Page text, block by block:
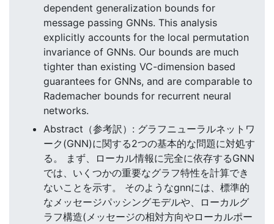
dependent generalization bounds for
message passing GNNs. This analysis
explicitly accounts for the local permutation
invariance of GNNs. Our bounds are much
tighter than existing VC-dimension based
guarantees for GNNs, and are comparable to
Rademacher bounds for recurrent neural
networks.
Abstract（参考訳）: グラフニューラルネットワ
ーク(GNN)に関する2つの基本的な問題に対処す
る。 まず、ローカル情報に完全に依存するGNN
では、いくつかの重要なグラフ特性を計算でき
ないことを示す。 そのようなgnnには、標準的
なメッセージパッシングモデルや、ローカルグ
ラフ構造(メッセージの相対方向やローカルポー